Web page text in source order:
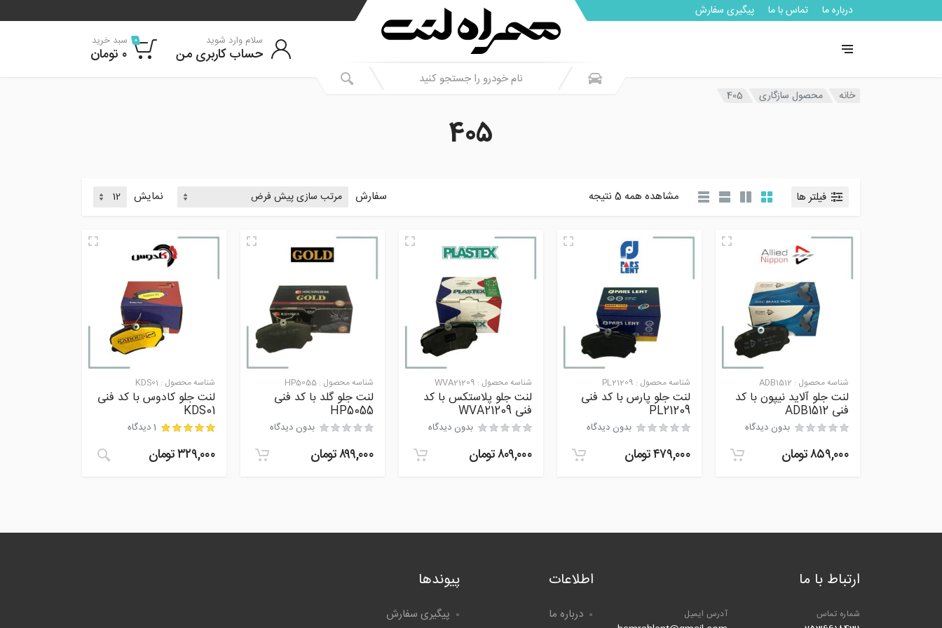
درباره ما تماس با ما پیگیری سفارش
سلام وارد شوید
حساب کاربری من
0 سبد خرید
۰ تومان
خانه محصول سازگاری 405
405
فیلتر ها مشاهده همه 5 نتیجه سفارش نمایش
شناسه محصول : ADB1512
لنت جلو آلاید نیپون با کد
فنی ADB1512
نمره0 بدون دیدگاه
۸۵۹,۰۰۰تومان
شناسه محصول : PL21209
لنت جلو پارس با کد فنی
PL21209
بدون دیدگاه
۴۷۹,۰۰۰تومان
شناسه محصول : WVA21209
لنت جلو پلاستکس با کد
فنی WVA21209
بدون دیدگاه
۸۰۹,۰۰۰تومان
شناسه محصول : HP5055
لنت جلو گلد با کد فنی
HP5055
بدون دیدگاه
۸۹۹,۰۰۰تومان
شناسه محصول : KDS01
لنت جلو کادوس با کد فنی
KDS01
مشتری
1 دیدگاه
۳۲۹,۰۰۰تومان
ارتباط با ما
شماره تماس آدرس ایمیل
اطلاعات
درباره ما
پیوندها
پیگیری سفارش